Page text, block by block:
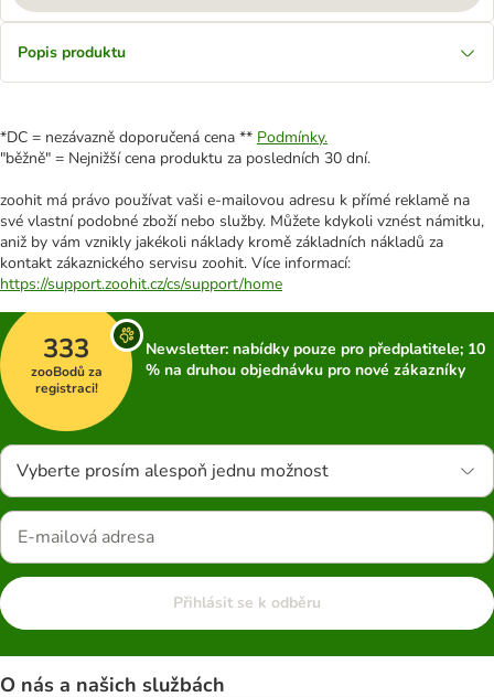
Popis produktu
*DC = nezávazně doporučená cena ** Podmínky.
"běžně" = Nejnižší cena produktu za posledních 30 dní.
zoohit má právo používat vaši e-mailovou adresu k přímé reklamě na
své vlastní podobné zboží nebo služby. Můžete kdykoli vznést námitku,
aniž by vám vznikly jakékoli náklady kromě základních nákladů za
kontakt zákaznického servisu zoohit. Více informací:
https://support.zoohit.cz/cs/support/home
333
zooBodů za
registraci!
Newsletter: nabídky pouze pro předplatitele; 10
% na druhou objednávku pro nové zákazníky
Vyberte prosím alespoň jednu možnost
Přihlásit se k odběru
O nás a našich službách